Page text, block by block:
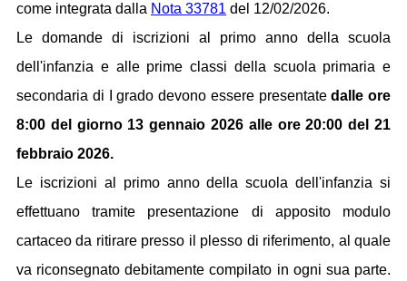
come integrata dalla Nota 33781 del 12/02/2026.
Le domande di iscrizioni al primo anno della scuola
dell'infanzia e alle prime classi della scuola primaria e
secondaria di I grado devono essere presentatedalle ore
8:00 del giorno 13 gennaio 2026 alle ore 20:00 del 21
febbraio 2026.
Le iscrizioni al primo anno della scuola dell'infanzia si
effettuano tramite presentazione di apposito modulo
cartaceo da ritirare presso il plesso di riferimento, al quale
va riconsegnato debitamente compilato in ogni sua parte.